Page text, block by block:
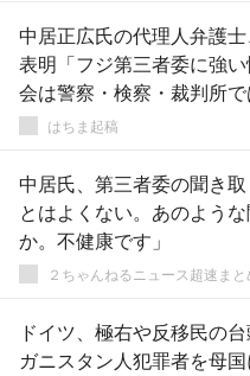
中居正広氏の代理人弁護
表明「フジ第三者委に強
会は警察・検察・裁判所で
はちま起稿
中居氏、第三者委の聞き
とはよくない。あのよう
か。不健康です」
２ちゃんねるニュース超速まと
ドイツ、極右や反移民の
ガニスタン人犯罪者を母